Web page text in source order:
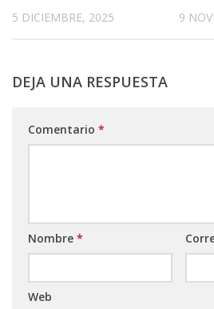
5 DICIEMBRE, 2025 9
DEJA UNA RESPUESTA
Comentario *
Nombre *
Web